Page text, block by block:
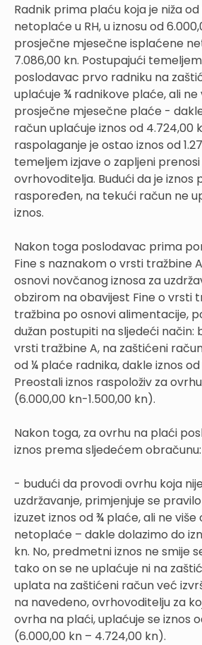
Radnik prima plaću koja je niža
netoplaće u RH, u iznosu od
prosječne mjesečne isplaćene
7.086,00 kn. Postupajući
poslodavac prvo radniku na
uplaćuje ¾ radnikove plaće, ali ne
prosječne mjesečne plaće -
račun uplaćuje iznos od 4.724,00
raspolaganje je ostao iznos od
temeljem izjave o zapljeni
ovrhovoditelja. Budući da je iznos
raspoređen, na tekući račun ne
iznos.
Nakon toga poslodavac prima
Fine s naznakom o vrsti tražbine
osnovi novčanog iznosa za
obzirom na obavijest Fine o vrsti
tražbina po osnovi alimentacije,
dužan postupiti na sljedeći način:
vrsti tražbine A, na zaštićeni
od ¼ plaće radnika, dakle iznos od
Preostali iznos raspoloživ za
(6.000,00 kn-1.500,00 kn).
Nakon toga, za ovrhu na plaći
iznos prema sljedećem obračunu:
- budući da provodi ovrhu koja
uzdržavanje, primjenjuje se
izuzet iznos od ¾ plaće, ali ne
netoplaće – dakle dolazimo do
kn. No, predmetni iznos ne smije
tako on se ne uplaćuje ni na
uplata na zaštićeni račun već
na navedeno, ovrhovoditelju za
ovrha na plaći, uplaćuje se iznos
(6.000,00 kn – 4.724,00 kn).